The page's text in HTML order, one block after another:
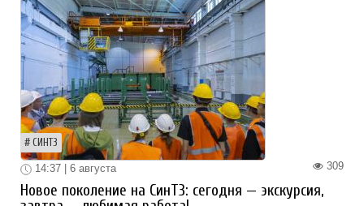
СИНТЗ
309
14:37 | 6 августа
Новое поколение на СинТЗ: сегодня — экскурсия,